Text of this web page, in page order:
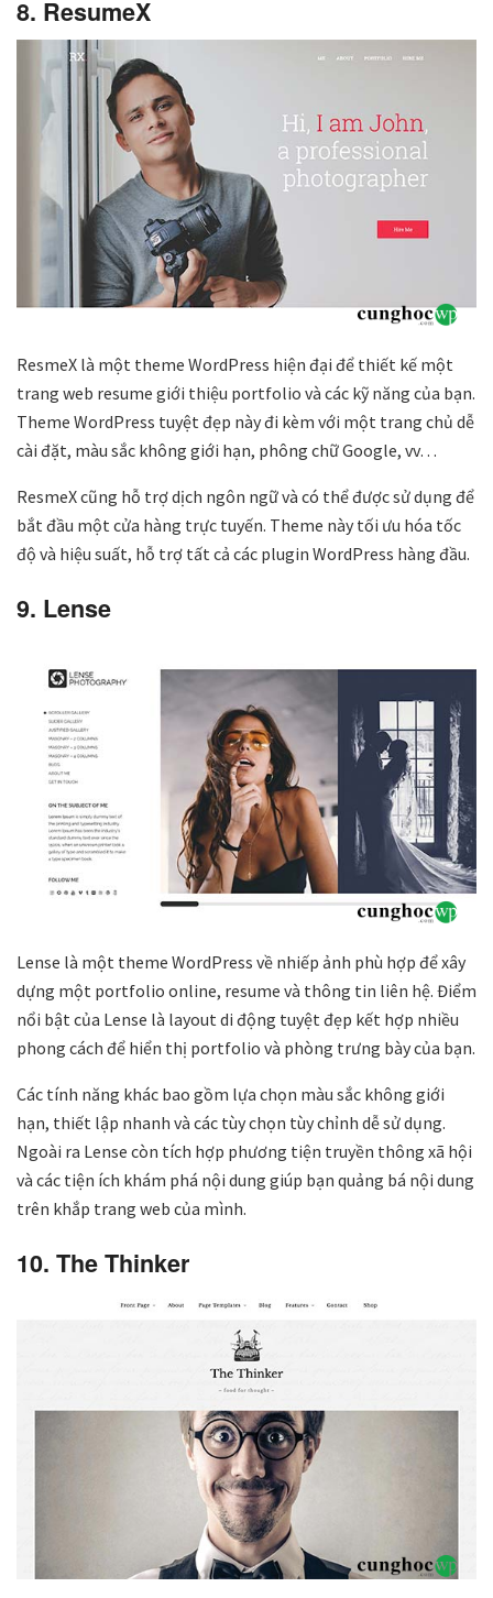
8. ResumeX
ResmeX là một theme WordPress hiện đại để thiết kế một
trang web resume giới thiệu portfolio và các kỹ năng của bạn.
Theme WordPress tuyệt đẹp này đi kèm với một trang chủ dễ
cài đặt, màu sắc không giới hạn, phông chữ Google, vv…
ResmeX cũng hỗ trợ dịch ngôn ngữ và có thể được sử dụng để
bắt đầu một cửa hàng trực tuyến. Theme này tối ưu hóa tốc
độ và hiệu suất, hỗ trợ tất cả các plugin WordPress hàng đầu.
9. Lense
Lense là một theme WordPress về nhiếp ảnh phù hợp để xây
dựng một portfolio online, resume và thông tin liên hệ. Điểm
nổi bật của Lense là layout di động tuyệt đẹp kết hợp nhiều
phong cách để hiển thị portfolio và phòng trưng bày của bạn.
Các tính năng khác bao gồm lựa chọn màu sắc không giới
hạn, thiết lập nhanh và các tùy chọn tùy chỉnh dễ sử dụng.
Ngoài ra Lense còn tích hợp phương tiện truyền thông xã hội
và các tiện ích khám phá nội dung giúp bạn quảng bá nội dung
trên khắp trang web của mình.
10. The Thinker